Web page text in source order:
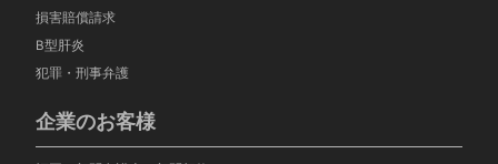
損害賠償請求
B型肝炎
犯罪・刑事弁護
企業のお客様